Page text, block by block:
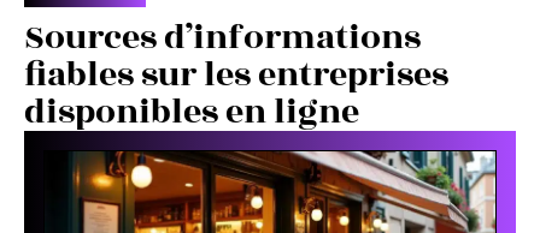
Sources d’informations
fiables sur les entreprises
disponibles en ligne